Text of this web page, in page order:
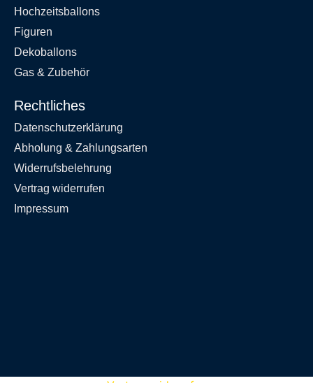
Hochzeitsballons
Figuren
Dekoballons
Gas & Zubehör
Rechtliches
Datenschutzerklärung
Abholung & Zahlungsarten
Widerrufsbelehrung
Vertrag widerrufen
Impressum